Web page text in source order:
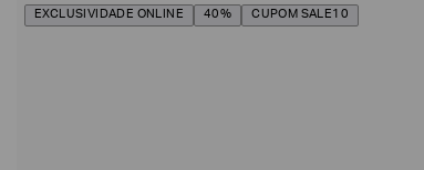
EXCLUSIVIDADE ONLINE 40% CUPOM SALE10